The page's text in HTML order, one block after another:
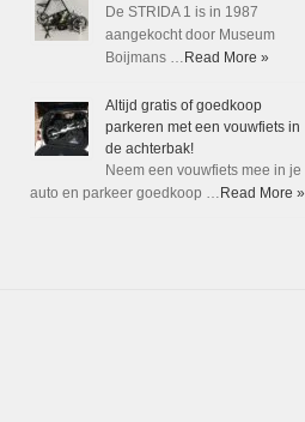
De STRIDA 1 is in 1987
aangekocht door Museum
Boijmans … Read More »
Altijd gratis of goedkoop
parkeren met een vouwfiets in
de achterbak!
Neem een vouwfiets mee in je
auto en parkeer goedkoop … Read More »